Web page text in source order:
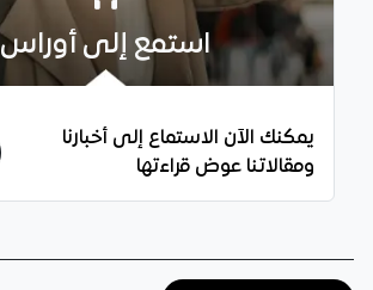
استمع إلى أوراس
يمكنك الآن الاستماع إلى أخبارنا
ومقالاتنا عوض قراءتها